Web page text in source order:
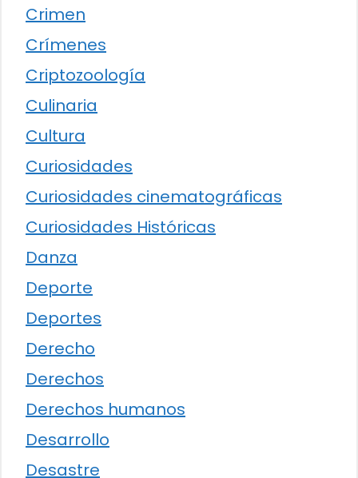
Crimen
Crímenes
Criptozoología
Culinaria
Cultura
Curiosidades
Curiosidades cinematográficas
Curiosidades Históricas
Danza
Deporte
Deportes
Derecho
Derechos
Derechos humanos
Desarrollo
Desastre